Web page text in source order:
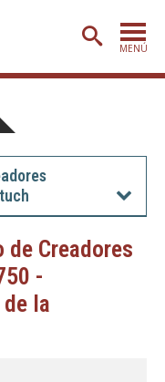
MENÚ
Creadores
-
la